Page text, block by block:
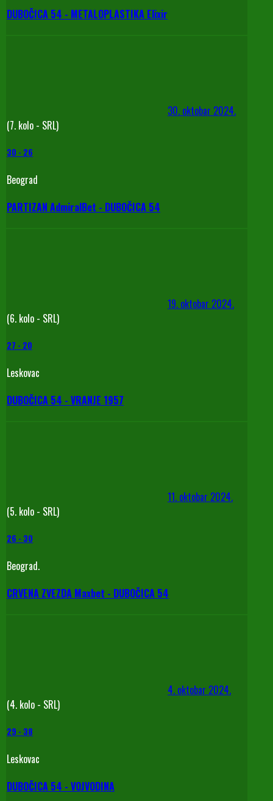
DUBOČICA 54 - METALOPLASTIKA Elixir
30. oktobar 2024.
(7. kolo - SRL)
30 - 26
Beograd
PARTIZAN AdmiralBet - DUBOČICA 54
19. oktobar 2024.
(6. kolo - SRL)
27 - 20
Leskovac
DUBOČICA 54 - VRANJE 1957
11. oktobar 2024.
(5. kolo - SRL)
26 - 30
Beograd.
CRVENA ZVEZDA Maxbet - DUBOČICA 54
4. oktobar 2024.
(4. kolo - SRL)
29 - 38
Leskovac
DUBOČICA 54 - VOJVODINA